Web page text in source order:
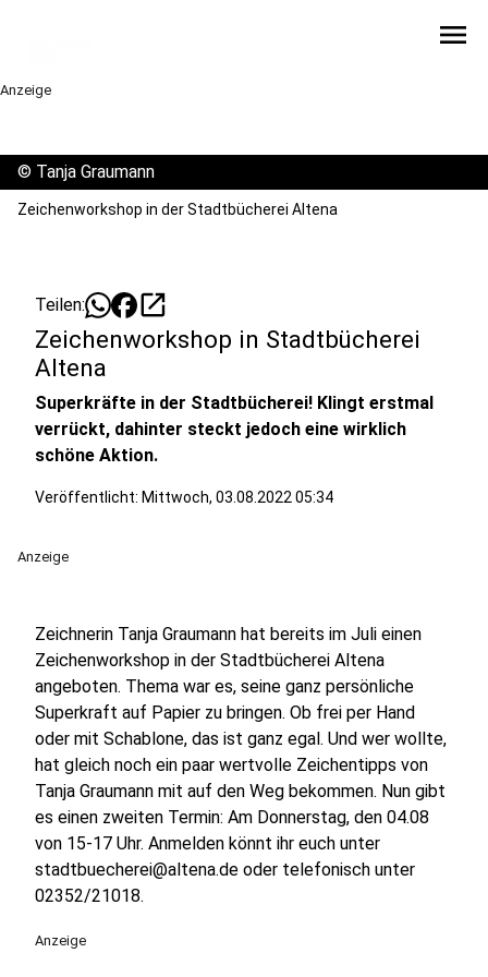
menu
Anzeige
© Tanja Graumann
Zeichenworkshop in der Stadtbücherei Altena
Teilen: open_in_new
Zeichenworkshop in Stadtbücherei
Altena
Superkräfte in der Stadtbücherei! Klingt erstmal
verrückt, dahinter steckt jedoch eine wirklich
schöne Aktion.
Veröffentlicht: Mittwoch, 03.08.2022 05:34
Anzeige
Zeichnerin Tanja Graumann hat bereits im Juli einen
Zeichenworkshop in der Stadtbücherei Altena
angeboten. Thema war es, seine ganz persönliche
Superkraft auf Papier zu bringen. Ob frei per Hand
oder mit Schablone, das ist ganz egal. Und wer wollte,
hat gleich noch ein paar wertvolle Zeichentipps von
Tanja Graumann mit auf den Weg bekommen. Nun gibt
es einen zweiten Termin: Am Donnerstag, den 04.08
von 15-17 Uhr. Anmelden könnt ihr euch unter
stadtbuecherei@altena.de oder telefonisch unter
02352/21018.
Anzeige